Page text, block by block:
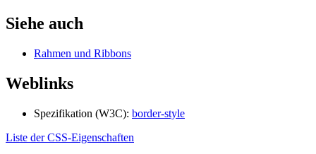
Siehe auch
Rahmen und Ribbons
Weblinks
Spezifikation (W3C): border-style
Liste der CSS-Eigenschaften